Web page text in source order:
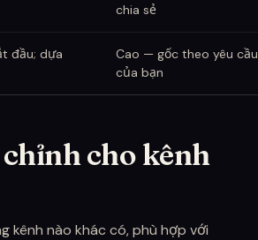
chia sẻ
đầu; dựa
Cao — gốc theo yêu cầu
của bạn
cho kênh
kênh nào khác có, phù hợp với